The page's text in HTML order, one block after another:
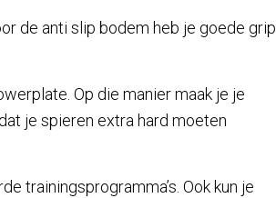
de anti slip bodem heb je goede grip
Op die manier maak je je
je spieren extra hard moeten
trainingsprogramma’s. Ook kun je